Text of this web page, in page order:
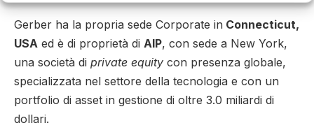
Gerber ha la propria sede Corporate in Connecticut,
USA ed è di proprietà di AIP, con sede a New York,
una società di private equity con presenza globale,
specializzata nel settore della tecnologia e con un
portfolio di asset in gestione di oltre 3.0 miliardi di
dollari.